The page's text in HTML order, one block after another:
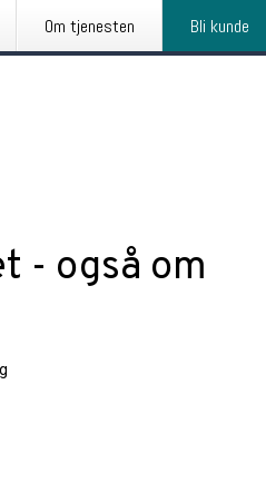
Om tjenesten Bli kunde
- også om